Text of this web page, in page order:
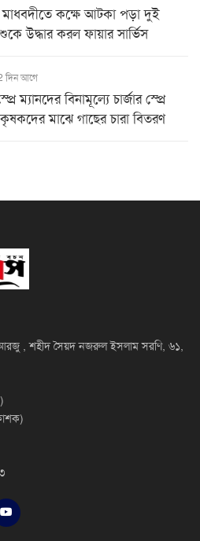
মাধবদীতে কক্ষে আটকা পড়া দুই
উদ্ধার করল ফায়ার সার্ভিস
দিন আগে
ম্যানদের বিনামূল্যে চার্জার স্প্রে
মাঝে গাছের চারা বিতরণ
, শহীদ সৈয়দ নজরুল ইসলাম সরণি, ৬১,